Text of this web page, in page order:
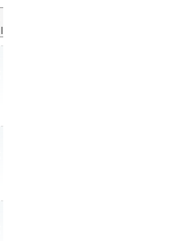
|